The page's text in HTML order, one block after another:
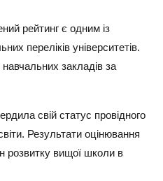
рейтинг є одним із
переліків університетів.
закладів за
свій статус провідного
Результати оцінювання
розвитку вищої школи в